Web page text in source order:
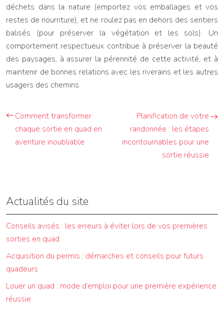
déchets dans la nature (emportez vos emballages et vos
restes de nourriture), et ne roulez pas en dehors des sentiers
balisés (pour préserver la végétation et les sols). Un
comportement respectueux contribue à préserver la beauté
des paysages, à assurer la pérennité de cette activité, et à
maintenir de bonnes relations avec les riverains et les autres
usagers des chemins.
Comment transformer
chaque sortie en quad en
aventure inoubliable
Planification de votre
randonnée : les étapes
incontournables pour une
sortie réussie
Actualités du site
Conseils avisés : les erreurs à éviter lors de vos premières
sorties en quad
Acquisition du permis : démarches et conseils pour futurs
quadeurs
Louer un quad : mode d’emploi pour une première expérience
réussie